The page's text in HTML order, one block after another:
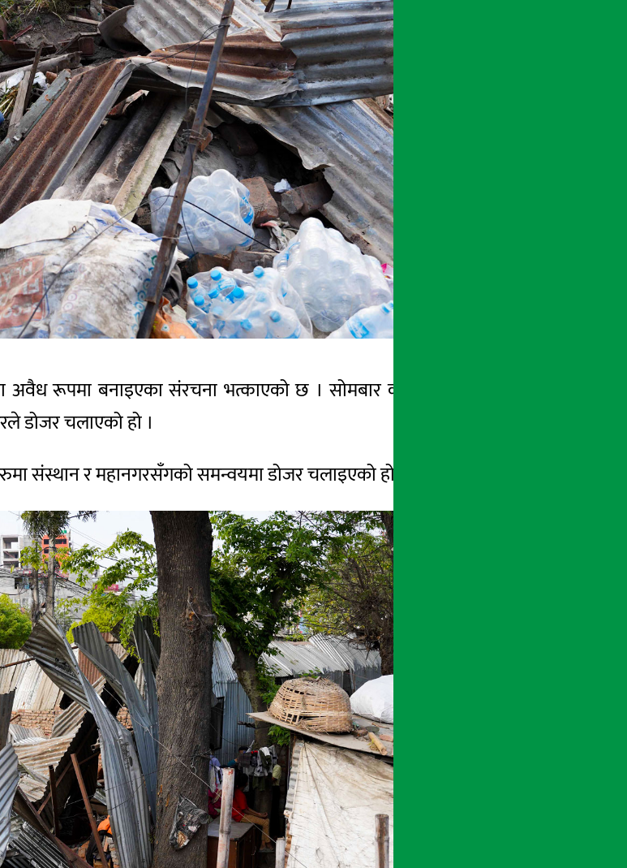
अवैध रूपमा बनाइएका संरचना भत्काएको छ । सोमबार काठमाडौं महानगरपालिका-७
डोजर चलाएको हो ।
संस्थान र महानगरसँगको समन्वयमा डोजर चलाइएको हो ।